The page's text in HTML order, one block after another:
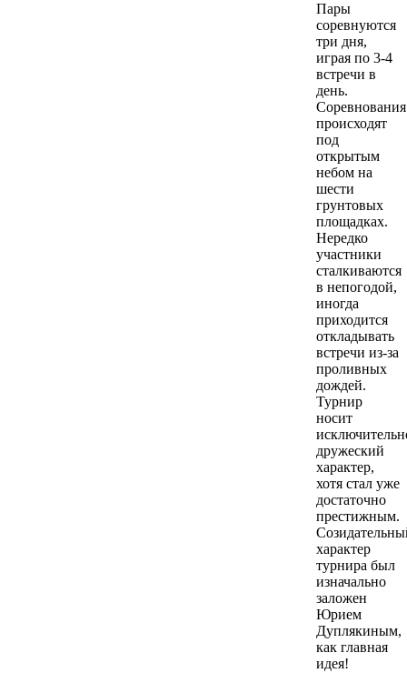
Пары
соревнуются
три дня,
играя по 3-4
встречи в
день.
Соревнования
происходят
под
открытым
небом на
шести
грунтовых
площадках.
Нередко
участники
сталкиваются
в непогодой,
иногда
приходится
откладывать
встречи из-за
проливных
дождей.
Турнир
носит
дружеский
характер,
хотя стал уже
достаточно
престижным.
характер
турнира был
изначально
заложен
Юрием
Дуплякиным,
как главная
идея!